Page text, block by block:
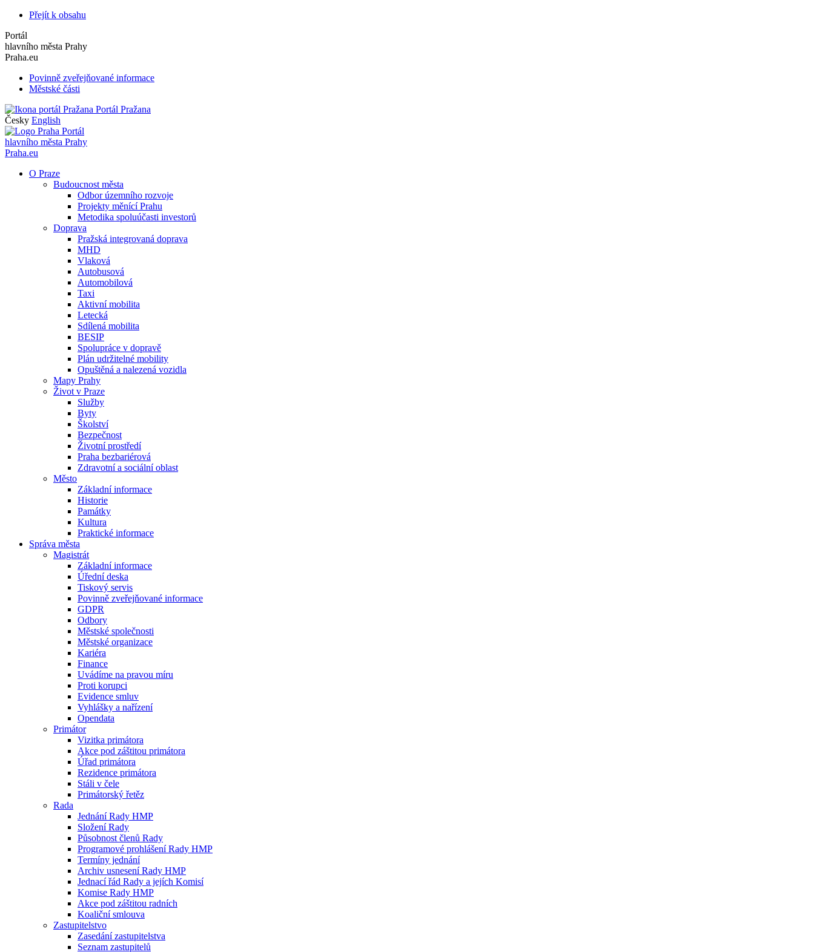
Přejít k obsahu
Portál
hlavního města Prahy
Praha.eu
Povinně zveřejňované informace
Městské části
Portál Pražana
Česky English
Portál
hlavního města Prahy
Praha.eu
O Praze
Budoucnost města
Odbor územního rozvoje
Projekty měnící Prahu
Metodika spoluúčasti investorů
Doprava
Pražská integrovaná doprava
MHD
Vlaková
Autobusová
Automobilová
Taxi
Aktivní mobilita
Letecká
Sdílená mobilita
BESIP
Spolupráce v dopravě
Plán udržitelné mobility
Opuštěná a nalezená vozidla
Mapy Prahy
Život v Praze
Služby
Byty
Školství
Bezpečnost
Životní prostředí
Praha bezbariérová
Zdravotní a sociální oblast
Město
Základní informace
Historie
Památky
Kultura
Praktické informace
Správa města
Magistrát
Základní informace
Úřední deska
Tiskový servis
Povinně zveřejňované informace
GDPR
Odbory
Městské společnosti
Městské organizace
Kariéra
Finance
Uvádíme na pravou míru
Proti korupci
Evidence smluv
Vyhlášky a nařízení
Opendata
Primátor
Vizitka primátora
Akce pod záštitou primátora
Úřad primátora
Rezidence primátora
Stáli v čele
Primátorský řetěz
Rada
Jednání Rady HMP
Složení Rady
Působnost členů Rady
Programové prohlášení Rady HMP
Termíny jednání
Archiv usnesení Rady HMP
Jednací řád Rady a jejích Komisí
Komise Rady HMP
Akce pod záštitou radních
Koaliční smlouva
Zastupitelstvo
Zasedání zastupitelstva
Seznam zastupitelů